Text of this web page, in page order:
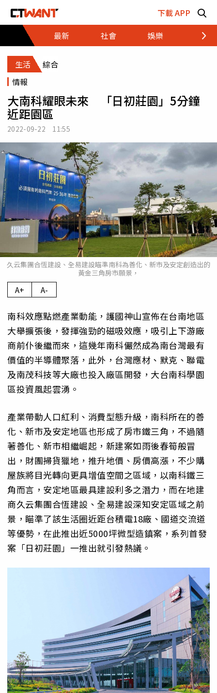
下載 APP
最新
社會 娛樂 財經
生活
綜合
情報
大南科耀眼未來 「日初莊園」5分鐘
近距園區
2022-09-22 11:55
久云集團合恆建設、全易建設瞄準南科為善化、新市及安定創造出的
黃金三角房市願景，
A+ A-
南科效應點燃產業動能，護國神山宣佈在台南地區
大舉擴張後，發揮強勁的磁吸效應，吸引上下游廠
商前仆後繼而來，這幾年南科儼然成為南台灣最有
價值的半導體聚落，此外，台灣應材、默克、聯電
及南茂科技等大廠也投入廠區開發，大台南科學園
區投資風起雲湧。
產業帶動人口紅利、消費型態升級，南科所在的善
化、新市及安定地區也形成了房市鐵三角，不過隨
著善化、新市相繼崛起，新建案如雨後春筍般冒
出，財團掃貨獵地，推升地價、房價高漲，不少購
屋族將目光轉向更具增值空間之區域，以南科鐵三
角而言，安定地區最具建設利多之潛力，而在地建
商久云集團合恆建設、全易建設深知安定區域之前
景，瞄準了該生活圈近距台積電18廠、國道交流道
等優勢，在此推出近5000坪微型造鎮案，系列首發
案「日初莊園」一推出就引發熱議。